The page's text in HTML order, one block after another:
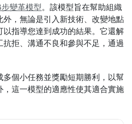
變革模型。該模型旨在幫助組織
外，無論是引入新技術、改變地點
指導您達到成功的結果。它還解
拒、溝通不良和參與不足，通過
個小任務並獎勵短期勝利，以幫
這一模型的適應性使其適合實施